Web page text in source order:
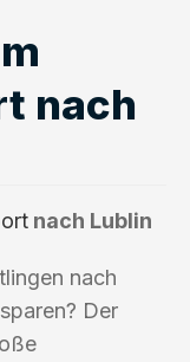
nach
nach Lublin
nach
Der